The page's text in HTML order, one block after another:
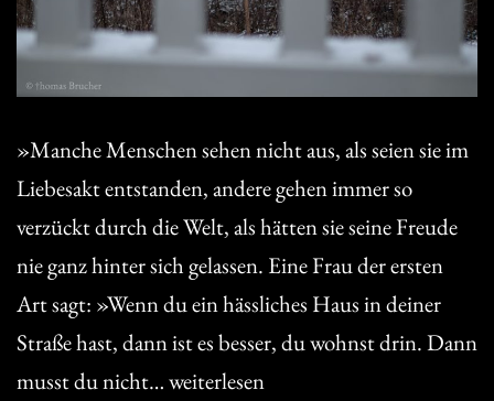
»Manche Menschen sehen nicht aus, als seien sie im
Liebesakt entstanden, andere gehen immer so
verzückt durch die Welt, als hätten sie seine Freude
nie ganz hinter sich gelassen. Eine Frau der ersten
Art sagt: »Wenn du ein hässliches Haus in deiner
Straße hast, dann ist es besser, du wohnst drin. Dann
musst du nicht…Momentum
weiterlesen